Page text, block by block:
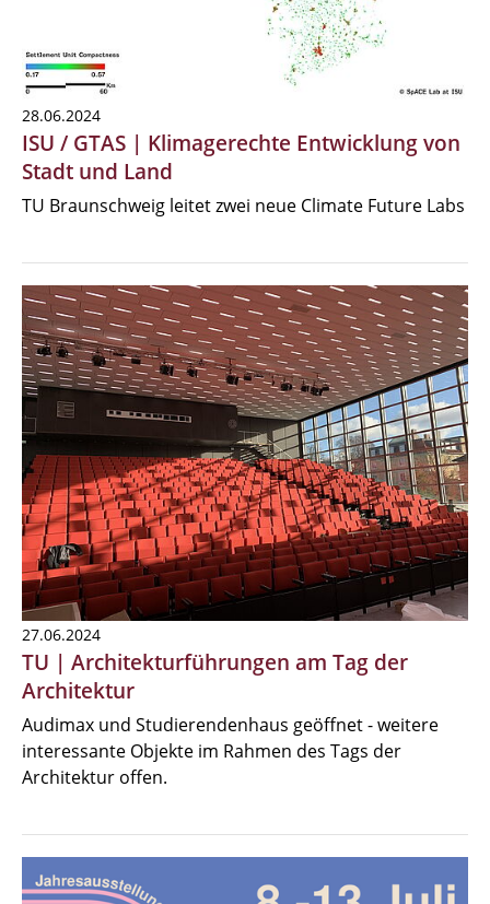
28.06.2024
ISU / GTAS | Klimagerechte Entwicklung von
Stadt und Land
TU Braunschweig leitet zwei neue Climate Future Labs
27.06.2024
TU | Architekturführungen am Tag der
Architektur
Audimax und Studierendenhaus geöffnet - weitere
interessante Objekte im Rahmen des Tags der
Architektur offen.